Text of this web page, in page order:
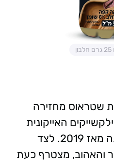
שטראוס מחזירה
האייקונית
שלה, שחוזרת לראשונה מאז 2019. לצד
והאהוב, מצטרף כעת